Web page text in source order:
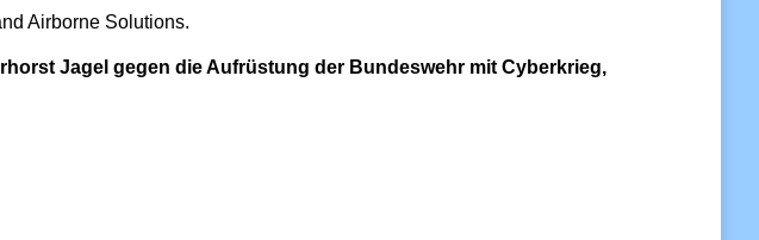
Airborne Solutions.
Jagel gegen die Aufrüstung der Bundeswehr mit Cyberkrieg,